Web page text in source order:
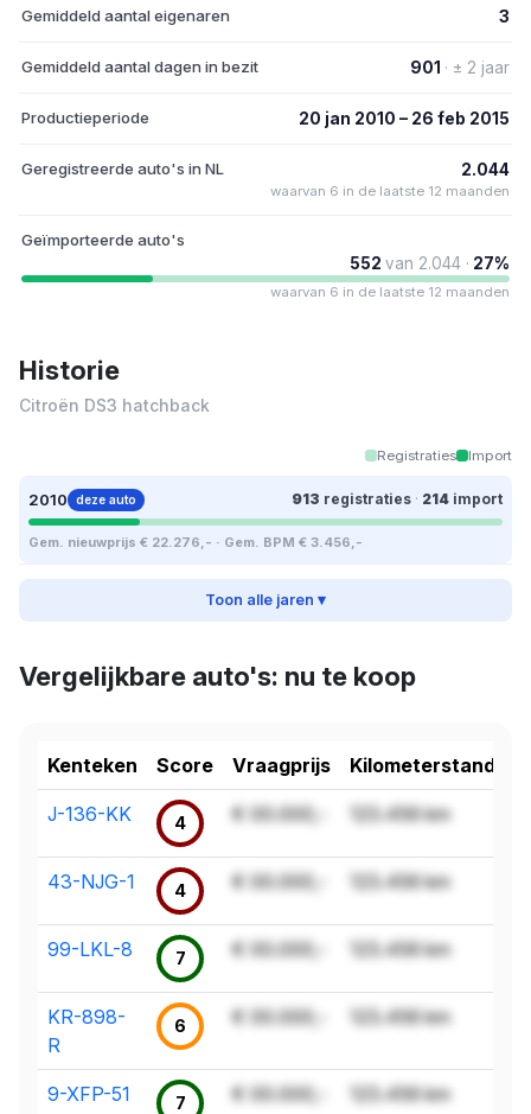
Gemiddeld aantal eigenaren 3
Gemiddeld aantal dagen in bezit 901 · ± 2 jaar
Productieperiode 20 jan 2010 – 26 feb 2015
Geregistreerde auto's in NL 2.044
waarvan 6 in de laatste 12 maanden
Geïmporteerde auto's
552 van 2.044 · 27%
waarvan 6 in de laatste 12 maanden
Historie
Citroën DS3 hatchback
Registraties Import
2010 deze auto 913 registraties · 214 import
Gem. nieuwprijs € 22.276,- · Gem. BPM € 3.456,-
Toon alle jaren ▾
Vergelijkbare auto's: nu te koop
Kenteken Score Vraagprijs Kilometerstand
J-136-KK 4 € 00.000,- 123.456 km
43-NJG-1 4 € 00.000,- 123.456 km
99-LKL-8 7 € 00.000,- 123.456 km
KR-898-
R
6 € 00.000,- 123.456 km
9-XFP-51 7 € 00.000,- 123.456 km